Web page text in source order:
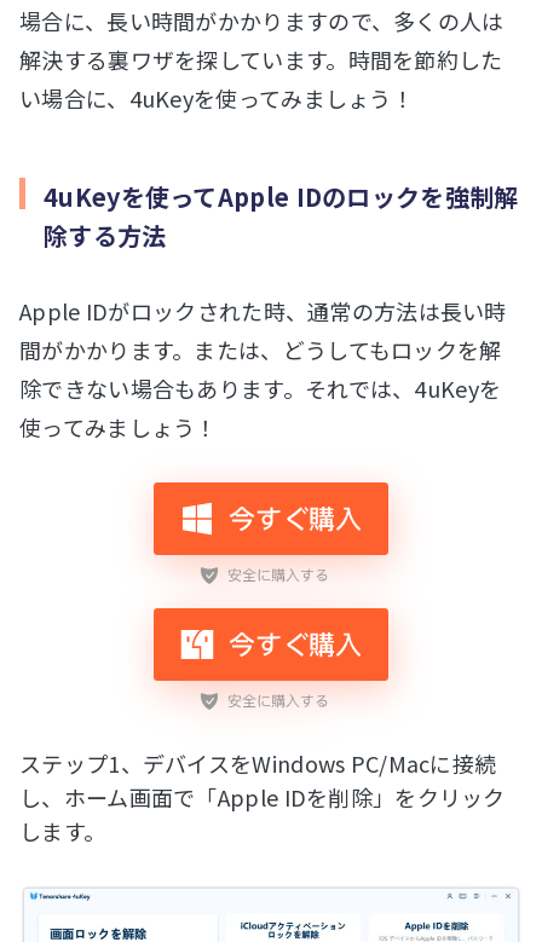
場合に、長い時間がかかりますので、多くの人は
解決する裏ワザを探しています。時間を節約した
い場合に、4uKeyを使ってみましょう！
4uKeyを使ってApple IDのロックを強制解
除する方法
Apple IDがロックされた時、通常の方法は長い時
間がかかります。または、どうしてもロックを解
除できない場合もあります。それでは、4uKeyを
使ってみましょう！
ステップ1、デバイスをWindows PC/Macに接続
し、ホーム画面で「Apple IDを削除」をクリック
します。